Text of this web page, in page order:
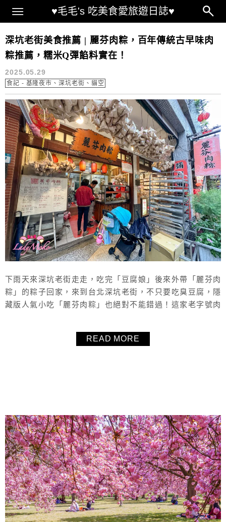
♥毛毛's 吃美食愛旅遊日誌♥
Main Menu
深坑美食
深坑老街美食推薦 | 麗芬肉粽，百年傳統古早味肉
粽推薦，糯米Q彈餡料實在！
2025.05.29
食記 - 基隆夜市、深坑老街、貓空
下雨天來深坑老街走走，吃完「豆腐娘」後來外帶「麗芬肉
粽」的粽子回家，來到台北深坑老街，不只要吃臭豆腐，隱
藏版人氣小吃「麗芬肉粽」也絕對不能錯過！這家老字號肉
肉粽，不妨把「麗芬肉粽」列入深坑老街必吃清單中，無論
READ MORE
About